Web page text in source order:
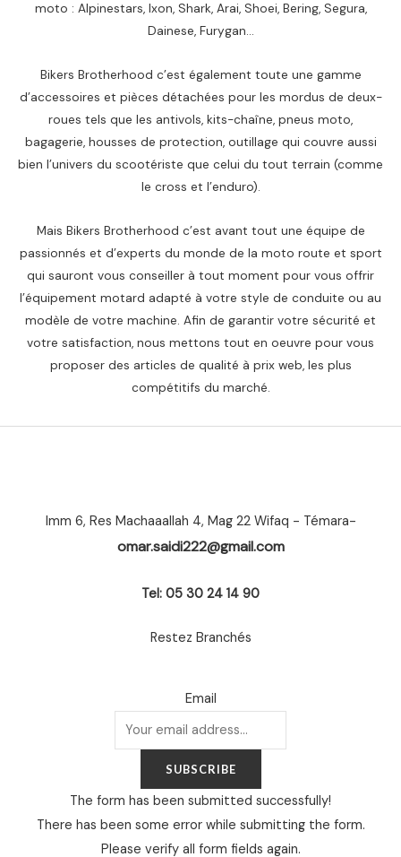
moto : Alpinestars, Ixon, Shark, Arai, Shoei, Bering, Segura,
Dainese, Furygan…
Bikers Brotherhood c’est également toute une gamme
d’accessoires et pièces détachées pour les mordus de deux-
roues tels que les antivols, kits-chaîne, pneus moto,
bagagerie, housses de protection, outillage qui couvre aussi
bien l’univers du scootériste que celui du tout terrain (comme
le cross et l’enduro).
Mais Bikers Brotherhood c’est avant tout une équipe de
passionnés et d’experts du monde de la moto route et sport
qui sauront vous conseiller à tout moment pour vous offrir
l’équipement motard adapté à votre style de conduite ou au
modèle de votre machine. Afin de garantir votre sécurité et
votre satisfaction, nous mettons tout en oeuvre pour vous
proposer des articles de qualité à prix web, les plus
compétitifs du marché.
Imm 6, Res Machaaallah 4, Mag 22 Wifaq - Témara-
omar.saidi222@gmail.com
Tel: 05 30 24 14 90
Restez Branchés
Email
SUBSCRIBE
The form has been submitted successfully!
There has been some error while submitting the form.
Please verify all form fields again.